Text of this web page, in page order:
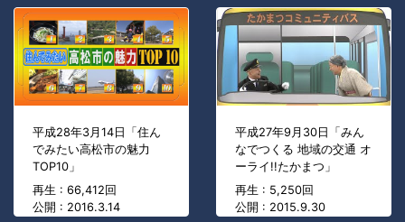
平成28年3月14日「住ん
でみたい高松市の魅力
TOP10」
再生 : 66,412回
公開 : 2016.3.14
平成27年9月30日「みん
なでつくる 地域の交通 オ
ーライ!!たかまつ」
再生 : 5,250回
公開 : 2015.9.30